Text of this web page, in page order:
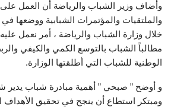
وأضاف وزير الشباب والرياضة أن العمل
والملتقيات والمؤتمرات الشبابية ووضعها
خلال وزارة الشباب والرياضة ، أمر نعمل
مطالباً الشباب بالتوسع الكمي والكيفي
الوطنية للشباب التي أطلقتها الوزارة.
و أوضح ” صبحي ” أهمية مبادرة شباب يدير
ومبتكر استطاع أن ينجح في تحقيق الأهداف